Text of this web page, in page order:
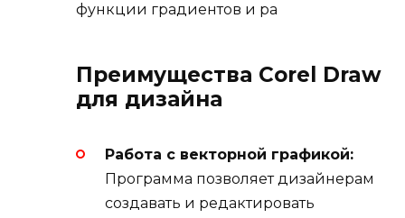
функции градиентов и ра
Преимущества Corel Draw
для дизайна
Работа с векторной графикой:
Программа позволяет дизайнерам
создавать и редактировать